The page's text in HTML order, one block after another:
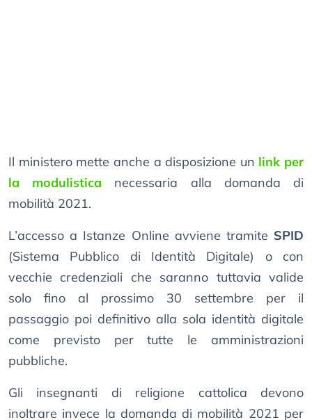
Il ministero mette anche a disposizione un link per
la modulistica necessaria alla domanda di
mobilità 2021.
L’accesso a Istanze Online avviene tramite SPID
(Sistema Pubblico di Identità Digitale) o con
vecchie credenziali che saranno tuttavia valide
solo fino al prossimo 30 settembre per il
passaggio poi definitivo alla sola identità digitale
come previsto per tutte le amministrazioni
pubbliche.
Gli insegnanti di religione cattolica devono
inoltrare invece la domanda di mobilità 2021 per